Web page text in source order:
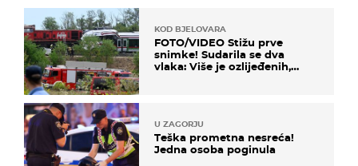
KOD BJELOVARA
FOTO/VIDEO Stižu prve
snimke! Sudarila se dva
vlaka: Više je ozlijeđenih,
U ZAGORJU
Teška prometna nesreća!
Jedna osoba poginula